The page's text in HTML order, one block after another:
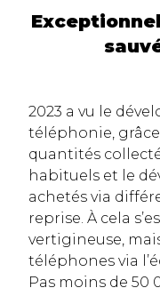
2023 a vu le
téléphonie,
quantités
habituels et le
achetés via
reprise. À cela
vertigineuse,
téléphones via
Pas moins de 50